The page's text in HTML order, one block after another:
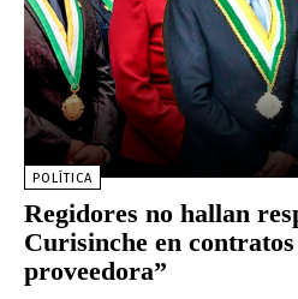
POLÍTICA
Regidores no hallan
Curisinche en
proveedora”